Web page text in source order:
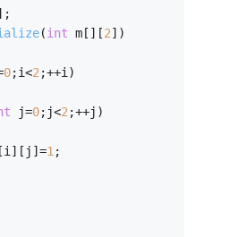
(int m[][2])
0;i<2 ;++i)
j=0;j<2 ;++j)
m[i][j]=
1 ;